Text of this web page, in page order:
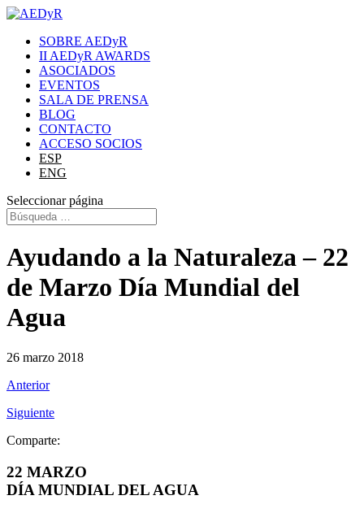
SOBRE AEDyR
II AEDyR AWARDS
ASOCIADOS
EVENTOS
SALA DE PRENSA
BLOG
CONTACTO
ACCESO SOCIOS
ESP
ENG
Seleccionar página
Ayudando a la Naturaleza – 22
de Marzo Día Mundial del
Agua
26 marzo 2018
Anterior
Siguiente
Comparte:
22 MARZO
DÍA MUNDIAL DEL AGUA